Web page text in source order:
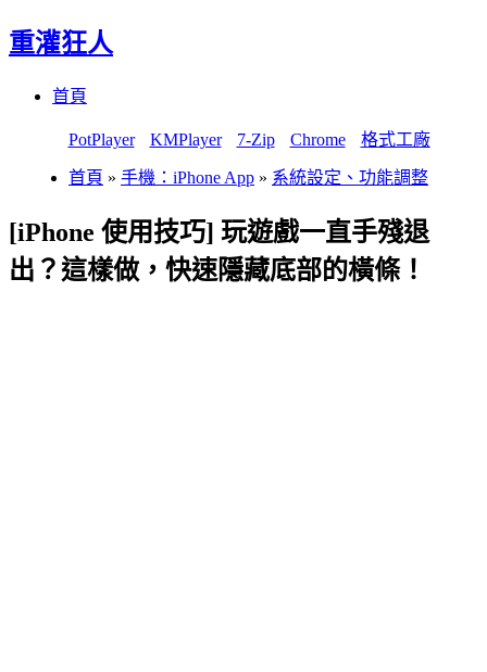
重灌狂人
首頁
PotPlayer KMPlayer 7-Zip Chrome 格式工廠
首頁 » 手機：iPhone App » 系統設定、功能調整
[iPhone 使用技巧] 玩遊戲一直手殘退
出？這樣做，快速隱藏底部的橫條！